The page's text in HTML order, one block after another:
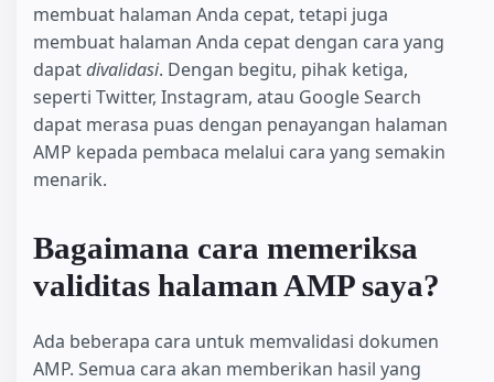
membuat halaman Anda cepat, tetapi juga
membuat halaman Anda cepat dengan cara yang
dapatdivalidasi. Dengan begitu, pihak ketiga,
seperti Twitter, Instagram, atau Google Search
dapat merasa puas dengan penayangan halaman
AMP kepada pembaca melalui cara yang semakin
menarik.
Bagaimana cara memeriksa
validitas halaman AMP saya?
Ada beberapa cara untuk memvalidasi dokumen
AMP. Semua cara akan memberikan hasil yang